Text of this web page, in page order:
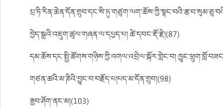
བྱེད་སྒྲའི་འཇུག་ཚུལ་གཞན་ལ་དཔྱད་པ། ཚེ་དབང་རྡོ་རྗེ།(87)
དམ་ཆོས་དང་སྤྱི་ཚོགས་གཉིས་ཀྱི་འགལ་འབྲེལ་སྐོར་གླེང་བ།
གཙན་ཚའི་མ་ཎིའི་བྱུང་བ་བརྗོད་པ།པད་མ་དོན་གྲུབ།(98)
རྒྱབ་ཤོག་ནང་མ།(103)